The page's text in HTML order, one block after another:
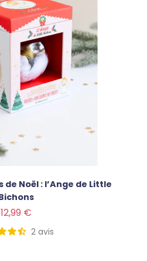
Noël : l’Ange de Little
12,99 €
2 avis